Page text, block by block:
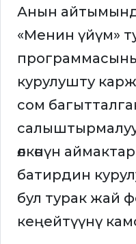
Анын
«Менин үйүм»
курулушту
сом
салыштырмалуу
өлкөнүн
батирдин
бул турак жай
кеңейтүүнү